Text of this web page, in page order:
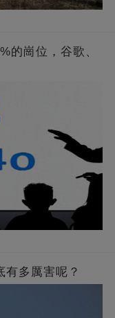
的崗位，谷歌、
多厲害呢？